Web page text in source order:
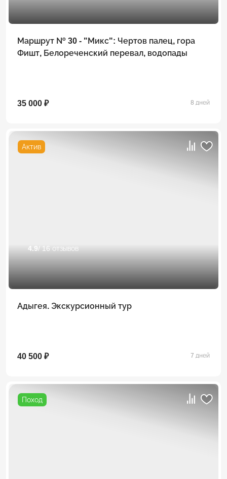
Маршрут № 30 - "Микс": Чертов палец, гора
Фишт, Белореченский перевал, водопады
35 000 ₽ 8 дней
Актив
4.9 / 16 отзывов
Адыгея. Экскурсионный тур
40 500 ₽ 7 дней
Поход